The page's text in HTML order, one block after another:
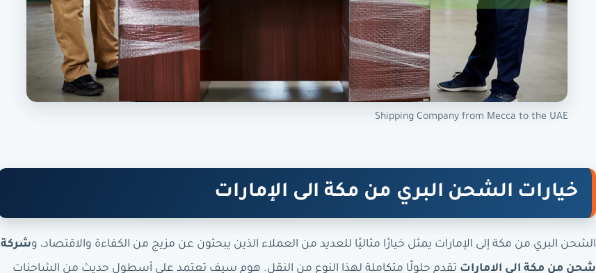
Shipping Company from Mecca to the UAE
خيارات الشحن البري من مكة الى الإمارات
الشحن البري من مكة إلى الإمارات يمثل خيارًا مثاليًا للعديد من العملاء الذين يبحثون عن مزيج من الكفاءة والاقتصاد، وشركة
شحن من مكة الى الامارات تقدم حلولًا متكاملة لهذا النوع من النقل. هوم سيف تعتمد على أسطول حديث من الشاحنات